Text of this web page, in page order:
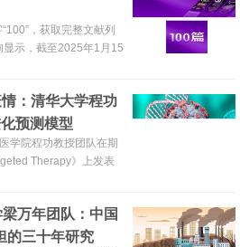
年，从可用、可信到可
伙伴共同构建...
，获取完整文献列
示，截至2025年1月15
力发表研究文章数量突
。 发文涵盖领域广泛 华
：清华大学程功
预测模型
学院程功教授团队在期
Therapy》上发表
for SARS-CoV-2
著增强的变体。通过输
在XBB...
万年团队：中国
的三十年研究